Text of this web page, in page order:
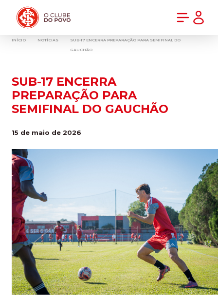
INÍCIO NOTÍCIAS
SUB-17 ENCERRA PREPARAÇÃO PARA SEMIFINAL DO
GAUCHÃO
SUB-17 ENCERRA
PREPARAÇÃO PARA
SEMIFINAL DO GAUCHÃO
15 de maio de 2026